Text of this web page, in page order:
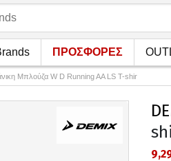
ΠΡΟΣΦΟΡΕΣ
Μπλούζα W D Running AA LS T-shir